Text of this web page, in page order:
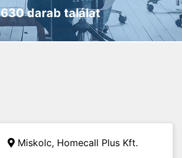
630 darab találat
Miskolc, Homecall Plus Kft.